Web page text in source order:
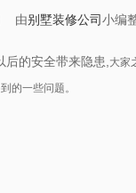
由别墅装修公司小编
的安全带来隐患, 大家
的一些问题。